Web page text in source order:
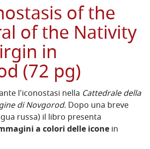
of the
of the Nativity
in
(72 pg)
l'iconostasi nella Cattedrale della
di Novgorod. Dopo una breve
russa) il libro presenta
a colori delle iconein